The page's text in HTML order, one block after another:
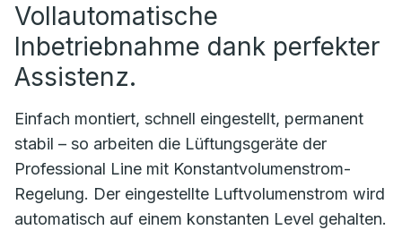
Vollautomatische
Inbetriebnahme dank perfekter
Assistenz.
Einfach montiert, schnell eingestellt, permanent
stabil – so arbeiten die Lüftungsgeräte der
Professional Line mit Konstantvolumenstrom-
Regelung. Der eingestellte Luftvolumenstrom wird
automatisch auf einem konstanten Level gehalten.